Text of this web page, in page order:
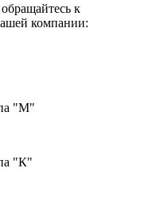
к
компании:
"М"
"К"